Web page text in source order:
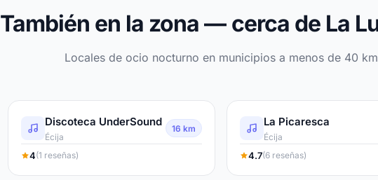
También en la zona — cerca de La
Locales de ocio nocturno en municipios a menos de 40 km
Discoteca UnderSound
Écija
16 km
4(1 reseñas)
La Picaresca
Écija
4.7(6 reseñas)